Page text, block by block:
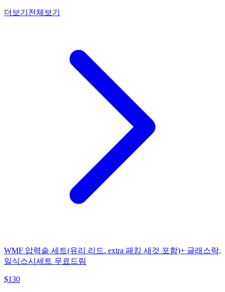
더보기 전체보기
WMF 압력솥 세트(유리 리드. extra 패킹 새것 포함)+ 글래스락,
일식스시세트 무료드림
$130